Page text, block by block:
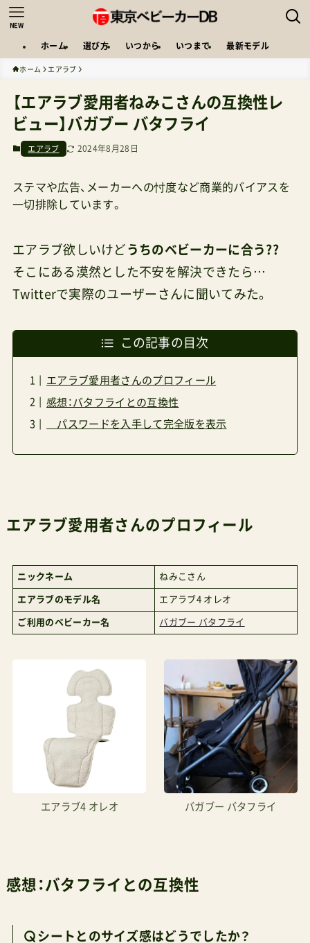
NEW
ホーム 選び方 いつから いつまで 最新モデル
ホーム エアラブ
【エアラブ愛用者ねみこさんの互換性レ
ビュー】バガブー バタフライ
エアラブ 2024年8月28日
ステマや広告、メーカーへの忖度など商業的バイアスを
一切排除しています。
エアラブ欲しいけど うちのベビーカーに合う??
そこにある漠然とした不安を解決できたら…
Twitterで実際のユーザーさんに聞いてみた。
この記事の目次
エアラブ愛用者さんのプロフィール
感想：バタフライとの互換性
パスワードを入手して完全版を表示
エアラブ愛用者さんのプロフィール
ニックネーム ねみこさん
エアラブのモデル名 エアラブ4 オレオ
ご利用のベビーカー名 バガブー バタフライ
エアラブ4 オレオ バガブー バタフライ
感想：バタフライとの互換性
シートとのサイズ感はどうでしたか？